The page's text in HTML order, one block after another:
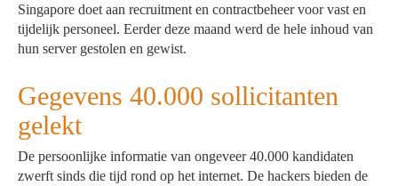
Singapore doet aan recruitment en contractbeheer voor vast en
tijdelijk personeel. Eerder deze maand werd de hele inhoud van
hun server gestolen en gewist.
Gegevens 40.000 sollicitanten
gelekt
De persoonlijke informatie van ongeveer 40.000 kandidaten
zwerft sinds die tijd rond op het internet. De hackers bieden de